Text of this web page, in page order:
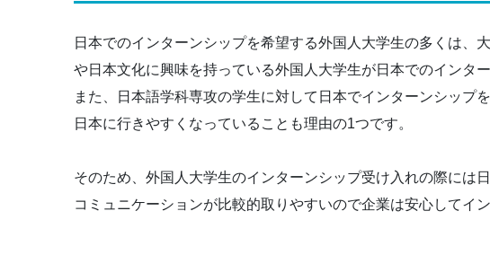
日本でのインターンシップを希望する外国人大学生の多くは、
や日本文化に興味を持っている外国人大学生が日本でのインタ
また、日本語学科専攻の学生に対して日本でインターンシップ
日本に行きやすくなっていることも理由の1つです。
そのため、外国人大学生のインターンシップ受け入れの際には
コミュニケーションが比較的取りやすいので企業は安心してイ